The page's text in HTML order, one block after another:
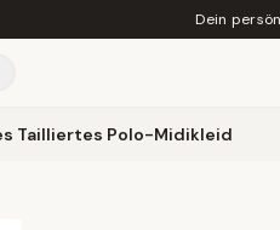
Dein
Tailliertes Polo-Midikleid